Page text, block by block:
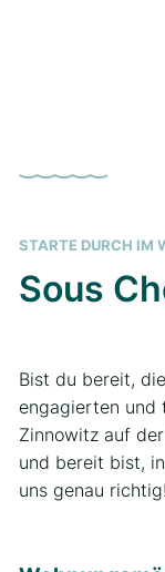
STARTE DURCH IM
Sous
Bist du bereit,
engagierten und
Zinnowitz auf
und bereit bist,
uns genau richtig!